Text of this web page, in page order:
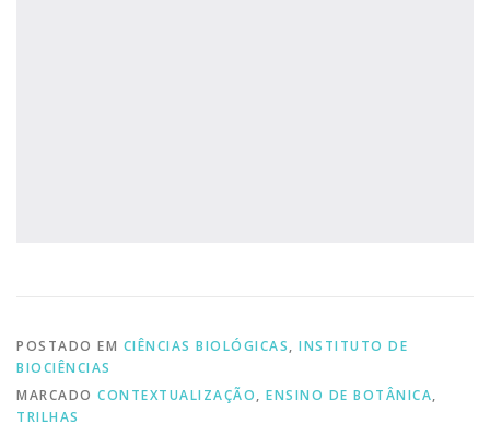
POSTADO EM CIÊNCIAS BIOLÓGICAS, INSTITUTO DE
BIOCIÊNCIAS
MARCADO CONTEXTUALIZAÇÃO, ENSINO DE BOTÂNICA,
TRILHAS